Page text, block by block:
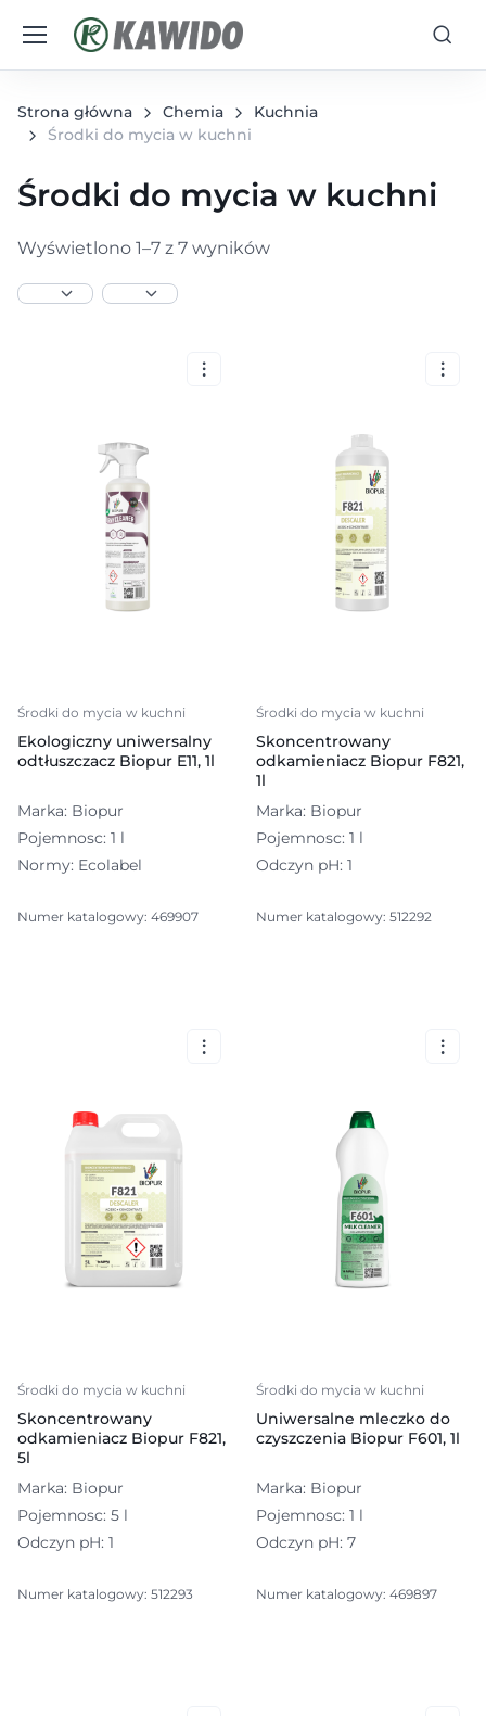
Strona główna Chemia
Kuchnia
Środki do mycia w kuchni
Środki do mycia w kuchni
Wyświetlono 1–7 z 7 wyników
Środki do mycia w kuchni
Ekologiczny uniwersalny
odtłuszczacz Biopur E11, 1l
Marka: Biopur
Pojemnosc: 1 l
Normy: Ecolabel
Numer katalogowy: 469907
Środki do mycia w kuchni
Skoncentrowany
odkamieniacz Biopur F821,
1l
Marka: Biopur
Pojemnosc: 1 l
Odczyn pH: 1
Numer katalogowy: 512292
Środki do mycia w kuchni
Skoncentrowany
odkamieniacz Biopur F821,
5l
Marka: Biopur
Pojemnosc: 5 l
Odczyn pH: 1
Numer katalogowy: 512293
Środki do mycia w kuchni
Uniwersalne mleczko do
czyszczenia Biopur F601, 1l
Marka: Biopur
Pojemnosc: 1 l
Odczyn pH: 7
Numer katalogowy: 469897